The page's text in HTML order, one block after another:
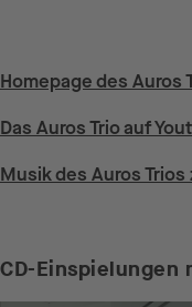
Weiterführende
Homepage des Auros
Das Auros Trio auf
Musik des Auros
CD-Einspielungen